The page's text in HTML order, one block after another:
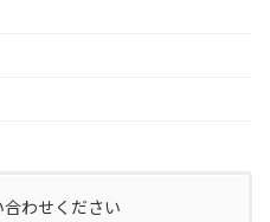
わせください